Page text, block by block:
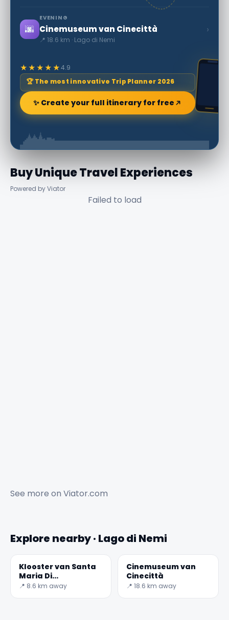
🌆
EVENING
Cinemuseum van Cinecittà
📍 18.6 km · Lago di Nemi
›
★★★★★4.9
🏆 The most innovative Trip Planner 2026
✨ Create your full itinerary for free
Buy Unique Travel Experiences
Powered by Viator
Failed to load
See more on Viator.com
Explore nearby · Lago di Nemi
Klooster van Santa
Maria Di
Grottaferrata
📍 8.6 km away
Cinemuseum van
Cinecittà
📍 18.6 km away